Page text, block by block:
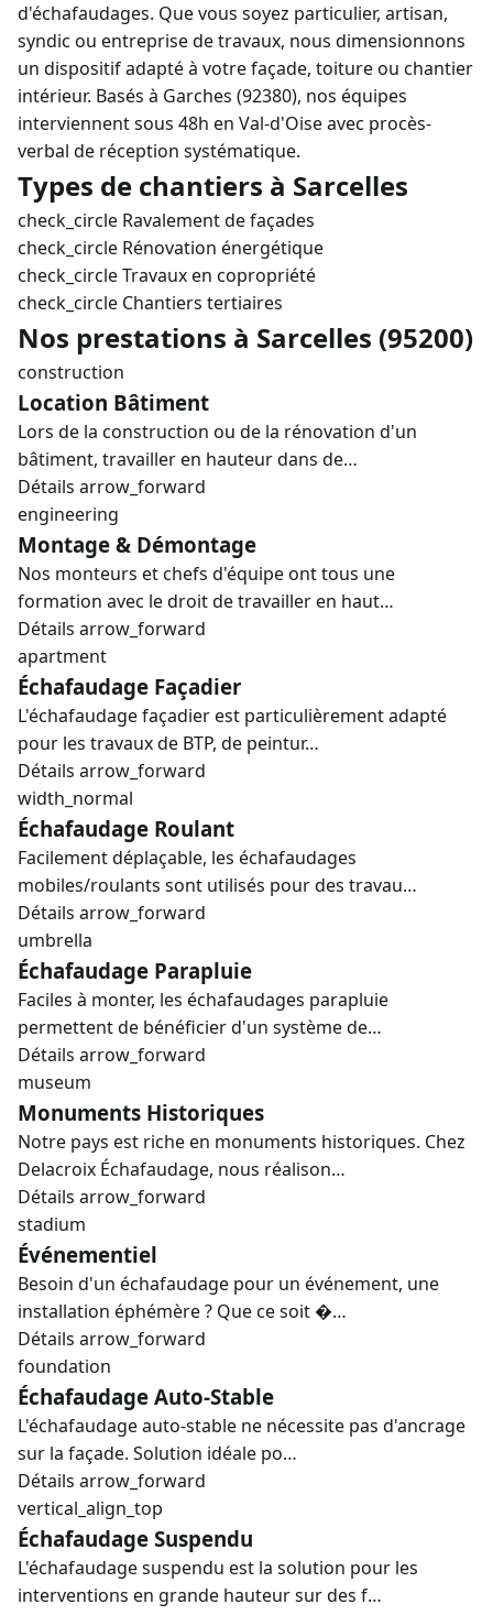
d'échafaudages. Que vous soyez particulier, artisan,
syndic ou entreprise de travaux, nous dimensionnons
un dispositif adapté à votre façade, toiture ou chantier
intérieur. Basés à Garches (92380), nos équipes
interviennent sous 48h en Val-d'Oise avec procès-
verbal de réception systématique.
Types de chantiers à Sarcelles
check_circle Ravalement de façades
check_circle Rénovation énergétique
check_circleTravaux en copropriété
check_circle Chantiers tertiaires
Nos prestations à Sarcelles (95200)
construction
Location Bâtiment
Lors de la construction ou de la rénovation d'un
bâtiment, travailler en hauteur dans de…
Détails arrow_forward
engineering
Montage & Démontage
Nos monteurs et chefs d'équipe ont tous une
formation avec le droit de travailler en haut…
Détails arrow_forward
apartment
Échafaudage Façadier
L'échafaudage façadier est particulièrement adapté
pour les travaux de BTP, de peintur…
Détails arrow_forward
width_normal
Échafaudage Roulant
Facilement déplaçable, les échafaudages
mobiles/roulants sont utilisés pour des travau…
Détails arrow_forward
umbrella
Échafaudage Parapluie
Faciles à monter, les échafaudages parapluie
permettent de bénéficier d'un système de…
Détails arrow_forward
museum
Monuments Historiques
Notre pays est riche en monuments historiques. Chez
Delacroix Échafaudage, nous réalison…
Détails arrow_forward
stadium
Événementiel
Besoin d'un échafaudage pour un événement, une
installation éphémère ? Que ce soit �…
Détails arrow_forward
foundation
Échafaudage Auto-Stable
L'échafaudage auto-stable ne nécessite pas d'ancrage
sur la façade. Solution idéale po…
Détails arrow_forward
vertical_align_top
Échafaudage Suspendu
L'échafaudage suspendu est la solution pour les
interventions en grande hauteur sur des f…